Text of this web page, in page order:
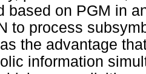
based on PGM in
to process
the advantage
information